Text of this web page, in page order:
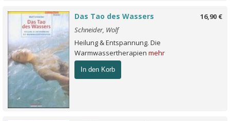
16,90 €
Das Tao des Wassers
Schneider, Wolf
Heilung & Entspannung. Die
Warmwassertherapien mehr
In den Korb